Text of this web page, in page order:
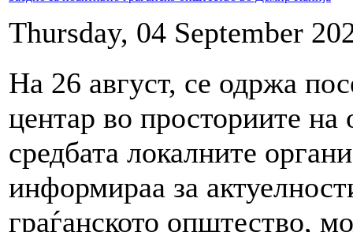
Thursday, 04 September
На 26 август, се одржа
центар во просториите
средбата локалните
информираа за
граѓанското општество,